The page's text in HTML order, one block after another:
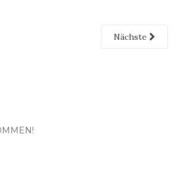
Nächste